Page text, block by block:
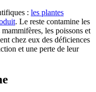
: les plantes
. Le reste contamine les
les poissons et
chez eux des déficiences
et une perte de leur